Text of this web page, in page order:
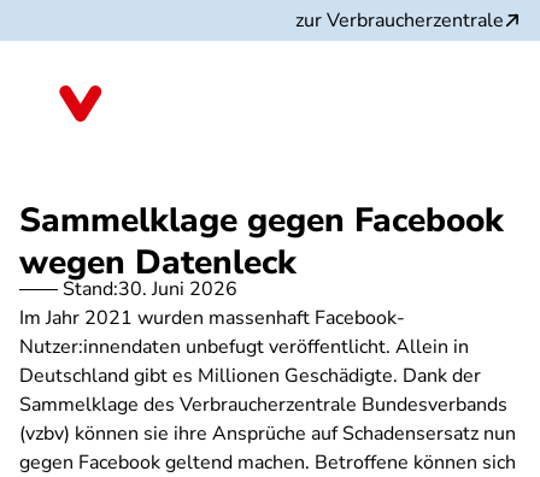
zum
zur Verbraucherzentrale
Sammelklage gegen Facebook
wegen Datenleck
Stand:30. Juni 2026
Im Jahr 2021 wurden massenhaft Facebook-
Nutzer:innendaten unbefugt veröffentlicht. Allein in
Deutschland gibt es Millionen Geschädigte. Dank der
Sammelklage des Verbraucherzentrale Bundesverbands
(vzbv) können sie ihre Ansprüche auf Schadensersatz nun
gegen Facebook geltend machen. Betroffene können sich